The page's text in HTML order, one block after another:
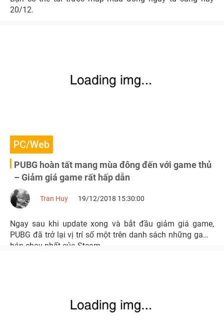
20/12.
PC/Web
PUBG hoàn tất mang mùa đông đến với game thủ
– Giảm giá game rất hấp dẫn
Tran Huy 19/12/2018 15:30:00
Ngay sau khi update xong và bắt đầu giảm giá game,
PUBG đã trở lại vị trí số một trên danh sách những game
bán chạy nhất của Steam.